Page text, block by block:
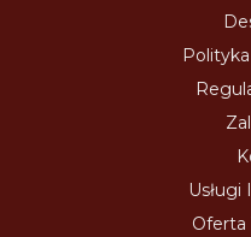
Oferta